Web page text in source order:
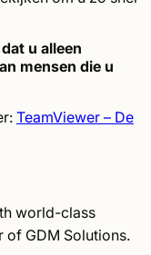
u alleen
mensen die u
TeamViewer – De
world-class
GDM Solutions.